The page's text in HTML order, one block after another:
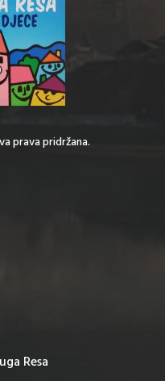
prava pridržana.
Resa